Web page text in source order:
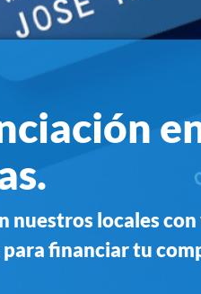
nuestros locales
para financiar tu